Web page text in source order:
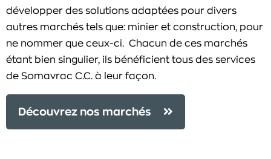
développer des solutions adaptées pour divers
autres marchés tels que: minier et construction, pour
ne nommer que ceux-ci. Chacun de ces marchés
étant bien singulier, ils bénéficient tous des services
de Somavrac C.C. à leur façon.
Découvrez nos marchés